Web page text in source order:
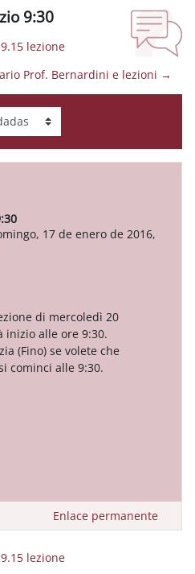
9:30
lezione
Prof. Bernardini e lezioni →
17 de enero de 2016,
di mercoledì 20
inizio alle ore 9:30.
(Fino) se volete che
cominci alle 9:30.
Enlace permanente
lezione